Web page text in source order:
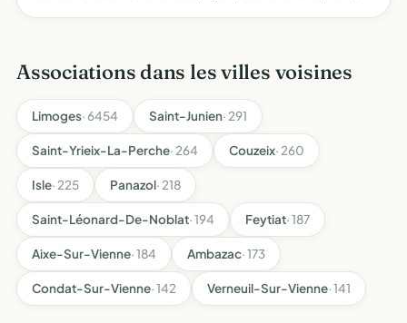
Associations dans les villes voisines
Limoges· 6454 Saint-Junien· 291
Saint-Yrieix-La-Perche· 264 Couzeix· 260
Isle· 225 Panazol· 218
Saint-Léonard-De-Noblat· 194 Feytiat· 187
Aixe-Sur-Vienne· 184 Ambazac· 173
Condat-Sur-Vienne· 142 Verneuil-Sur-Vienne· 141